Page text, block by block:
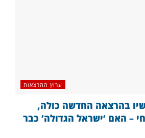
ערוץ ההרצאות
בהרצאה החדשה כולה,
– האם ‘ישראל הגדולה’ כבר